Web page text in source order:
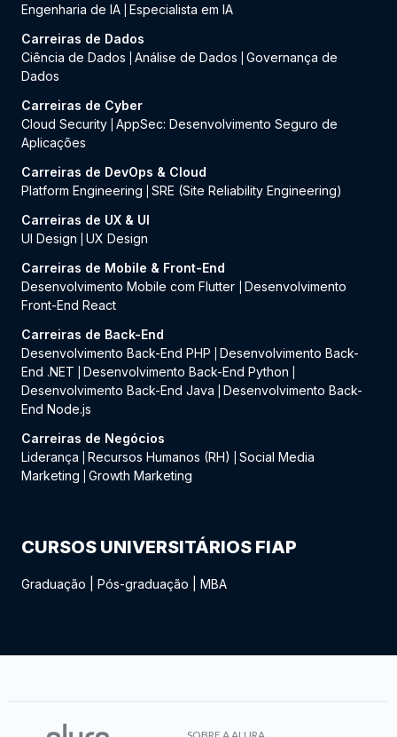
Engenharia de IA Especialista em IA
Carreiras de Dados
Ciência de Dados
Análise de Dados
Governança de
Dados
Carreiras de Cyber
Cloud Security AppSec: Desenvolvimento Seguro de
Aplicações
Carreiras de DevOps & Cloud
Platform Engineering
SRE (Site Reliability Engineering)
Carreiras de UX & UI
UI Design
UX Design
Carreiras de Mobile & Front-End
Desenvolvimento Mobile com Flutter
Desenvolvimento
Front-End React
Carreiras de Back-End
Desenvolvimento Back-End PHP
Desenvolvimento Back-
End .NET
Desenvolvimento Back-End Python
Desenvolvimento Back-End Java
Desenvolvimento Back-
End Node.js
Carreiras de Negócios
Liderança
Recursos Humanos (RH)
Social Media
Marketing
Growth Marketing
CURSOS UNIVERSITÁRIOS FIAP
Graduação Pós-graduação MBA